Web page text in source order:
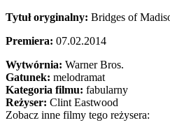
Tytuł oryginalny: Bridges of
Premiera: 07.02.2014
Wytwórnia: Warner Bros.
Gatunek: melodramat
Kategoria filmu: fabularny
Reżyser: Clint Eastwood
Zobacz inne filmy tego reżysera: